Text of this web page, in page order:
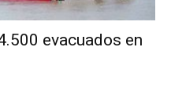
evacuados en